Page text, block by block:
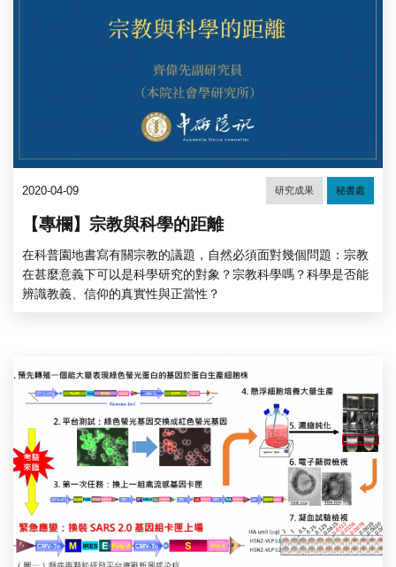
2020-04-09 研究成果 秘書處
【專欄】宗教與科學的距離
在科普園地書寫有關宗教的議題，自然必須面對幾個問題：宗教
在甚麼意義下可以是科學研究的對象？宗教科學嗎？科學是否能
辨識教義、信仰的真實性與正當性？